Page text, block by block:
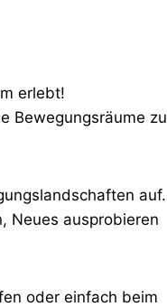
erlebt!
Bewegungsräume zu
auf.
Neues ausprobieren
oder einfach beim